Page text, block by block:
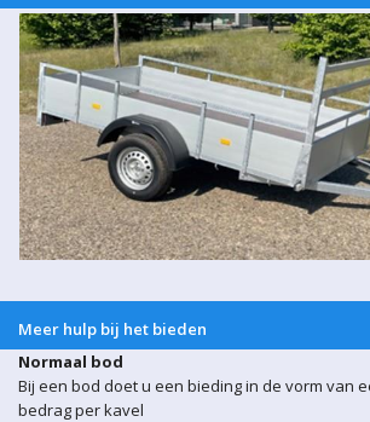
Meer hulp bij het bieden
Normaal bod
Bij een bod doet u een bieding in de vorm van
bedrag per kavel